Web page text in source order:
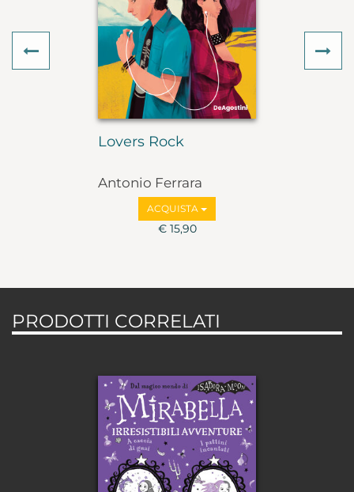
Lovers Rock
Antonio Ferrara
ACQUISTA
€ 15,90
Previous
PRODOTTI CORRELATI